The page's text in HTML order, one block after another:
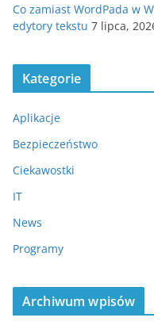
Co zamiast WordPada w
edytory tekstu 7 lipca,
Kategorie
Aplikacje
Bezpieczeństwo
Ciekawostki
IT
News
Programy
Archiwum wpisów